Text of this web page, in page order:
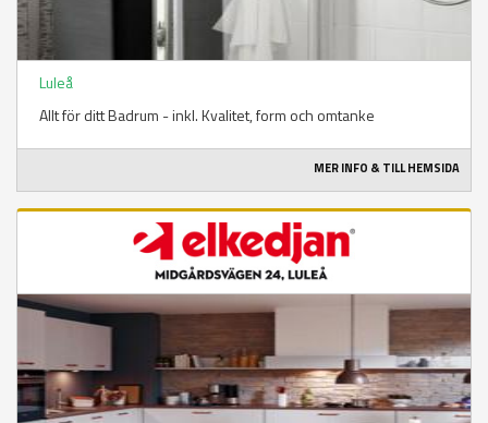
Luleå
Allt för ditt Badrum - inkl. Kvalitet, form och omtanke
MER INFO & TILL HEMSIDA